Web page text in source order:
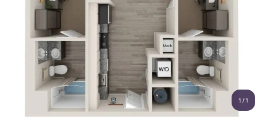
账户 语言
English (GB)
选择一个国家
立即预订
Català Deutsch
Italian French
Portuguese
1 /1